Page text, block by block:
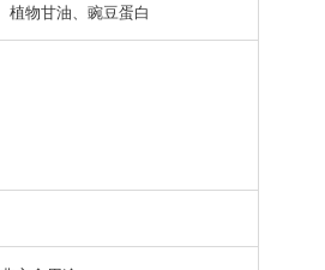
植物甘油、豌豆蛋白